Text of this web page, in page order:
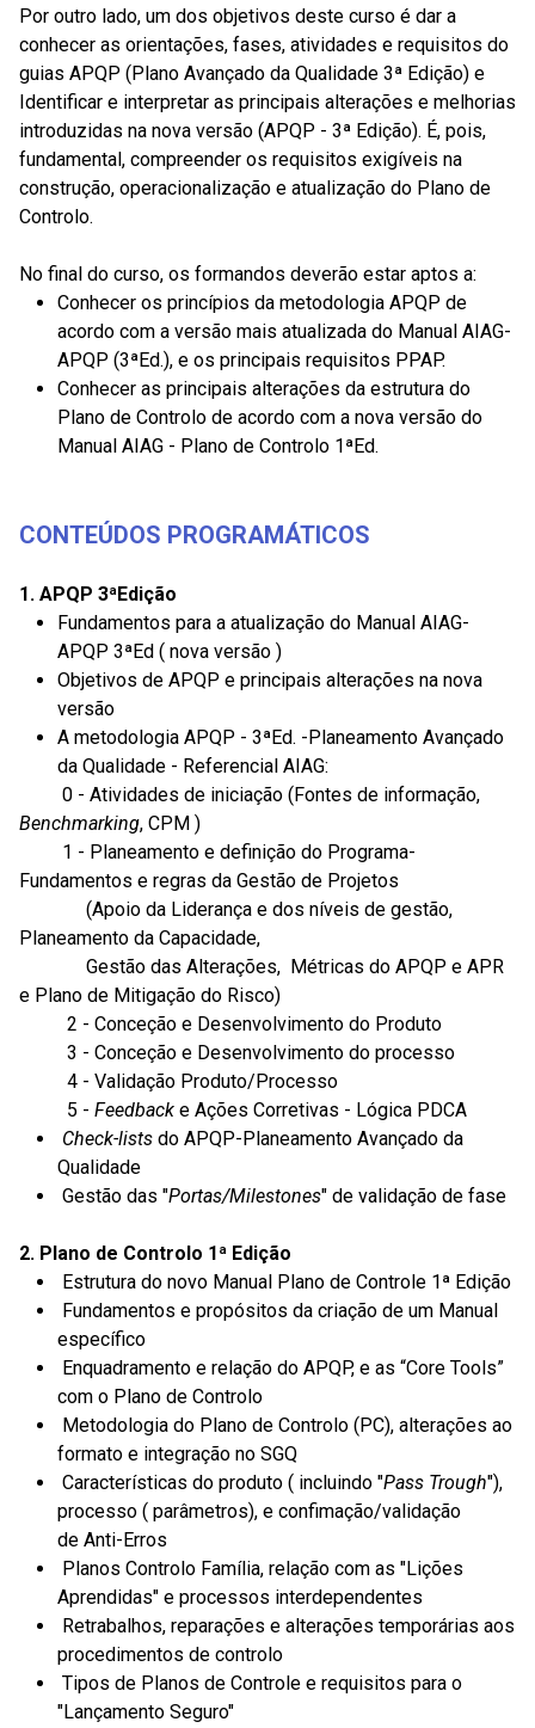
Por outro lado, um dos objetivos deste curso é dar a
conhecer as orientações, fases, atividades e requisitos do
guias APQP (Plano Avançado da Qualidade 3ª Edição) e
Identificar e interpretar as principais alterações e melhorias
introduzidas na nova versão (APQP - 3ª Edição). É, pois,
fundamental, compreender os requisitos exigíveis na
construção, operacionalização e atualização do Plano de
Controlo.
No final do curso, os formandos deverão estar aptos a:
Conhecer os princípios da metodologia APQP de
acordo com a versão mais atualizada do Manual AIAG-
APQP (3ªEd.), e os principais requisitos PPAP.
Conhecer as principais alterações da estrutura do
Plano de Controlo de acordo com a nova versão do
Manual AIAG - Plano de Controlo 1ªEd.
CONTEÚDOS PROGRAMÁTICOS
1. APQP 3ªEdição
Fundamentos para a atualização do Manual AIAG-
APQP 3ªEd ( nova versão )
Objetivos de APQP e principais alterações na nova
versão
A metodologia APQP - 3ªEd. -Planeamento Avançado
da Qualidade - Referencial AIAG:
0 - Atividades de iniciação (Fontes de informação,
Benchmarking, CPM )
1 - Planeamento e definição do Programa-
Fundamentos e regras da Gestão de Projetos
(Apoio da Liderança e dos níveis de gestão,
Planeamento da Capacidade,
Gestão das Alterações, Métricas do APQP e APR
e Plano de Mitigação do Risco)
2 - Conceção e Desenvolvimento do Produto
3 - Conceção e Desenvolvimento do processo
4 - Validação Produto/Processo
5 - Feedback e Ações Corretivas - Lógica PDCA
Check-lists do APQP-Planeamento Avançado da
Qualidade
Gestão das "Portas/Milestones" de validação de fase
2. Plano de Controlo 1ª Edição
Estrutura do novo Manual Plano de Controle 1ª Edição
Fundamentos e propósitos da criação de um Manual
específico
Enquadramento e relação do APQP, e as “Core Tools”
com o Plano de Controlo
Metodologia do Plano de Controlo (PC), alterações ao
formato e integração no SGQ
Características do produto ( incluindo "Pass Trough"),
processo ( parâmetros), e confimação/validação
de Anti-Erros
Planos Controlo Família, relação com as "Lições
Aprendidas" e processos interdependentes
Retrabalhos, reparações e alterações temporárias aos
procedimentos de controlo
Tipos de Planos de Controle e requisitos para o
"Lançamento Seguro"